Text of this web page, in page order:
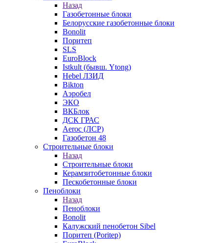
Назад
Газобетонные блоки
Белорусские газобетонные блоки
Bonolit
Поритеп
SLS
EuroBlock
Istkult (бывш. Ytong)
Hebel ЛЗИД
Bikton
Аэробел
ЭКО
ВКБлок
ДСК ГРАС
Aeroc (ЛСР)
Газобетон 48
Строительные блоки
Назад
Строительные блоки
Керамзитобетонные блоки
Пескобетонные блоки
Пеноблоки
Назад
Пеноблоки
Bonolit
Калужский пенобетон Sibel
Поритеп (Poritep)